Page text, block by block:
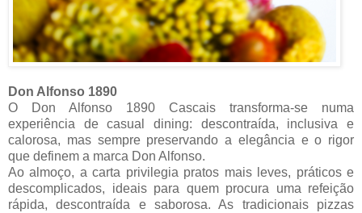
Don Alfonso 1890
O Don Alfonso 1890 Cascais transforma-se numa
experiência de casual dining: descontraída, inclusiva e
calorosa, mas sempre preservando a elegância e o rigor
que definem a marca Don Alfonso.
Ao almoço, a carta privilegia pratos mais leves, práticos e
descomplicados, ideais para quem procura uma refeição
rápida, descontraída e saborosa. As tradicionais pizzas